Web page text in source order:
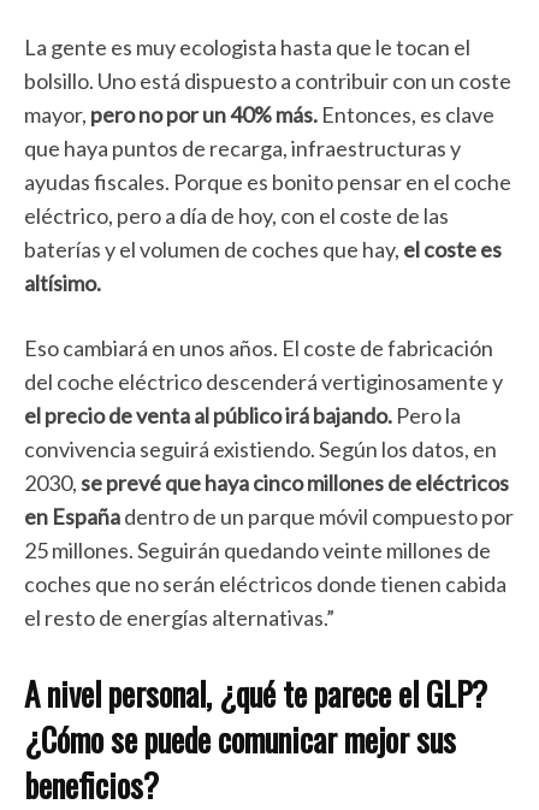
La gente es muy ecologista hasta que le tocan el
bolsillo. Uno está dispuesto a contribuir con un coste
mayor, pero no por un 40% más. Entonces, es clave
que haya puntos de recarga, infraestructuras y
ayudas fiscales. Porque es bonito pensar en el coche
eléctrico, pero a día de hoy, con el coste de las
baterías y el volumen de coches que hay, el coste es
altísimo.
Eso cambiará en unos años. El coste de fabricación
del coche eléctrico descenderá vertiginosamente y
el precio de venta al público irá bajando. Pero la
convivencia seguirá existiendo. Según los datos, en
2030,se prevé que haya cinco millones de eléctricos
en Españadentro de un parque móvil compuesto por
25 millones. Seguirán quedando veinte millones de
coches que no serán eléctricos donde tienen cabida
el resto de energías alternativas.”
A nivel personal, ¿qué te parece el GLP?
¿Cómo se puede comunicar mejor sus
beneficios?